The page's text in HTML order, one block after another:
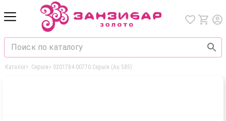
Каталог> Серьги> 0201784-00770 Серьги (Au 585)